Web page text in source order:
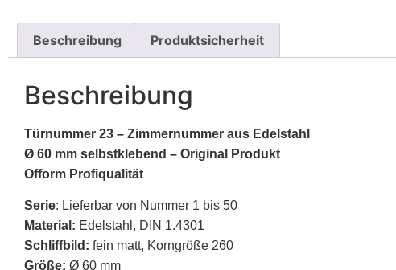
Beschreibung Produktsicherheit
Beschreibung
Türnummer 23 – Zimmernummer aus Edelstahl
Ø 60 mm selbstklebend – Original Produkt
Ofform Profiqualität
Serie: Lieferbar von Nummer 1 bis 50
Material: Edelstahl, DIN 1.4301
Schliffbild: fein matt, Korngröße 260
Größe: Ø 60 mm